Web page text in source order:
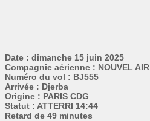
Date : dimanche 15 juin 2025
Compagnie aérienne : NOUVEL AIR
Numéro du vol : BJ555
Arrivée : Djerba
Origine : PARIS CDG
Statut : ATTERRI 14:44
Retard de 49 minutes